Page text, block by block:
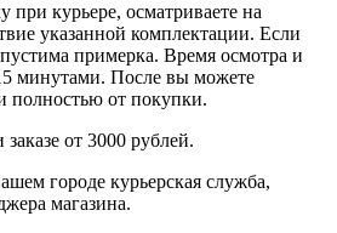
при курьере, осматриваете на
указанной комплектации. Если
примерка. Время осмотра и
минутами. После вы можете
полностью от покупки.
от 3000 рублей.
городе курьерская служба,
магазина.